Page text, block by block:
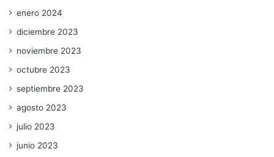
enero 2024
diciembre 2023
noviembre 2023
octubre 2023
septiembre 2023
agosto 2023
julio 2023
junio 2023